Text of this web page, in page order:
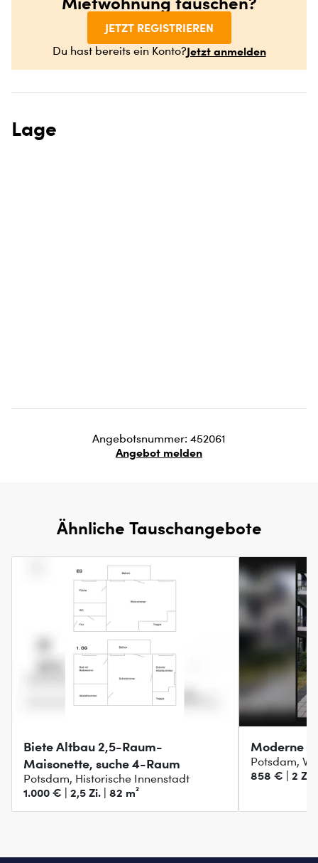
JETZT REGISTRIEREN
Du hast bereits ein Konto?Jetzt anmelden
Lage
Angebotsnummer: 452061
Angebot melden
Ähnliche Tauschangebote
Biete Altbau 2,5-Raum-
Maisonette, suche 4-Raum
Potsdam, Historische Innenstadt
1.000 € | 2,5 Zi. | 82 m²
Moderne
Potsdam,
858 € | 2 Zi.